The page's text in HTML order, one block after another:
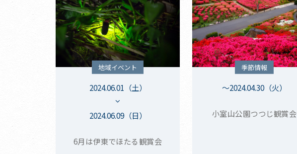
地域イベント
2024.06.01（土）
2024.06.09（日）
6月は伊東でほたる観賞会
季節情報
～2024.04.30（火）
小室山公園つつじ観賞会